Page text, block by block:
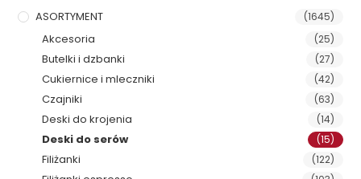
ASORTYMENT
(1645)
Akcesoria (25)
Butelki i dzbanki (27)
Cukiernice i mleczniki (42)
Czajniki (63)
Deski do krojenia (14)
Deski do serów (15)
Filiżanki (122)